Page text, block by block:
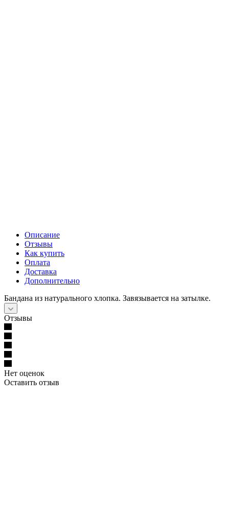
Описание
Отзывы
Как купить
Оплата
Доставка
Дополнительно
Бандана из натурального хлопка. Завязывается на затылке.
Отзывы
Нет оценок
Оставить отзыв